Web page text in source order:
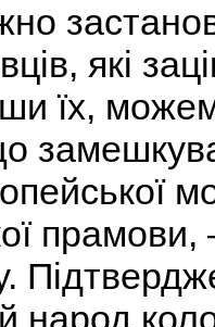
які
їх,
народ